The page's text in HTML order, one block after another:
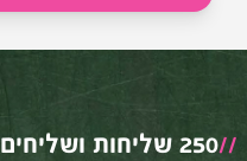
//250 שליחות ושליחים